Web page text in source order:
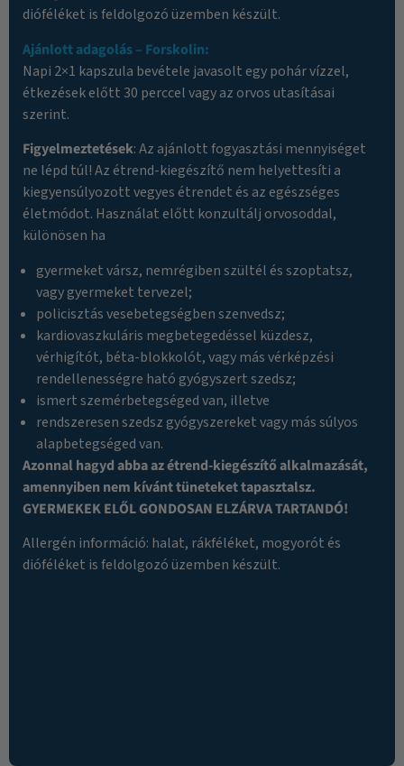
dióféléket is feldolgozó üzemben készült.
Ajánlott adagolás – Forskolin:
Napi 2×1 kapszula bevétele javasolt egy pohár vízzel,
étkezések előtt 30 perccel vagy az orvos utasításai
szerint.
Figyelmeztetések: Az ajánlott fogyasztási mennyiséget
ne lépd túl! Az étrend-kiegészítő nem helyettesíti a
kiegyensúlyozott vegyes étrendet és az egészséges
életmódot. Használat előtt konzultálj orvosoddal,
különösen ha
gyermeket vársz, nemrégiben szültél és szoptatsz,
vagy gyermeket tervezel;
policisztás vesebetegségben szenvedsz;
kardiovaszkuláris megbetegedéssel küzdesz,
vérhigítót, béta-blokkolót, vagy más vérképzési
rendellenességre ható gyógyszert szedsz;
ismert szemérbetegséged van, illetve
rendszeresen szedsz gyógyszereket vagy más súlyos
alapbetegséged van.
Azonnal hagyd abba az étrend-kiegészítő alkalmazását,
amennyiben nem kívánt tüneteket tapasztalsz.
GYERMEKEK ELŐL GONDOSAN ELZÁRVA TARTANDÓ!
Allergén információ: halat, rákféléket, mogyorót és
dióféléket is feldolgozó üzemben készült.